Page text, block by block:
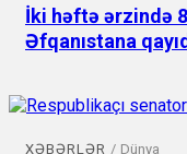
İki həftə ərzində
Əfqanıstana
XƏBƏRLƏR / Dünya